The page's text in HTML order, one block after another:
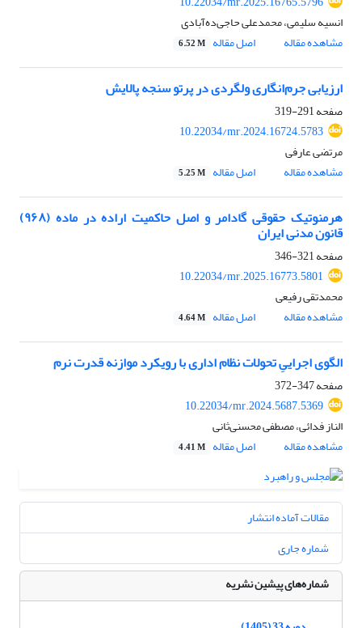
انسیه سلیمی، محمدعلی حاجی‌ده‌آبادی
مشاهده مقاله
اصل مقاله 6.52 M
ارزیابی جرم‌انگاری ولگردی در پرتو سنجه پالایش
صفحه291-319
10.22034/mr.2024.16724.5783
مرتضی عارفی
مشاهده مقاله
اصل مقاله 5.25 M
هرمنوتیک حقوقی گادامر و اصل حاکمیت اراده در ماده (۹۶۸)
قانون مدنی ایران
صفحه321-346
10.22034/mr.2025.16773.5801
محمدتقی رفیعی
مشاهده مقاله
اصل مقاله 4.64 M
الگوی اجراییِ تحولات نظام اداری با رویکرد موازنه قدرت نرم
صفحه347-372
10.22034/mr.2024.5687.5369
الناز فدائی، مصطفی محسنی‌ثانی
مشاهده مقاله
اصل مقاله 4.41 M
مقالات آماده انتشار
شماره جاری
شماره‌های پیشین نشریه